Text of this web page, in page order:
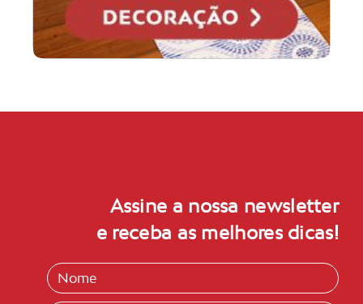
Assine a nossa newsletter
e receba as melhores dicas!